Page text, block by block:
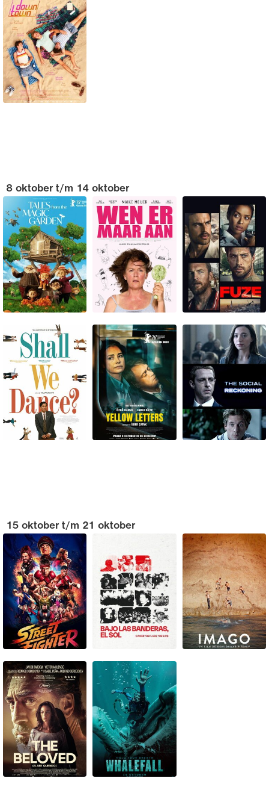
8 oktober t/m 14 oktober
15 oktober t/m 21 oktober